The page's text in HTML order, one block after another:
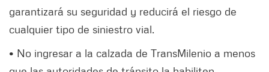
garantizará su seguridad y reducirá el riesgo de
cualquier tipo de siniestro vial.
• No ingresar a la calzada de TransMilenio a menos